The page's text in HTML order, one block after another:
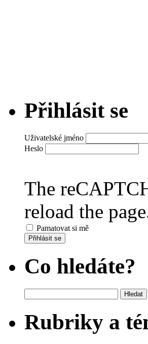
Přihlásit se
Uživatelské jméno
Heslo
The
reload the
Pamatovat si mě
Přihlásit se
Co hledáte?
Rubriky a